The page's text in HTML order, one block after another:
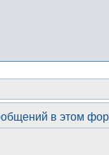
в этом